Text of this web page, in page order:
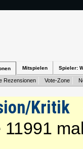
Mitspielen Spieler:
Rezensionen Vote-Zone
Kritik
11991